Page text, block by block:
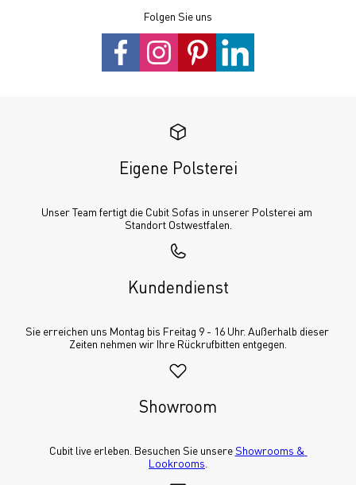
Folgen Sie uns
Eigene Polsterei
Unser Team fertigt die Cubit Sofas in unserer Polsterei am
Standort Ostwestfalen.
Kundendienst
Sie erreichen uns Montag bis Freitag 9 - 16 Uhr. Außerhalb dieser
Zeiten nehmen wir Ihre Rückrufbitten entgegen.
Showroom
Cubit live erleben. Besuchen Sie unsere Showrooms &
Lookrooms